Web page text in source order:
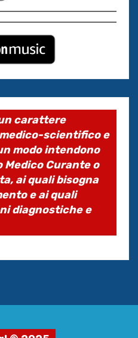
carattere
scientifico e
modo intendono
Curante o
ai quali bisogna
e ai quali
diagnostiche e